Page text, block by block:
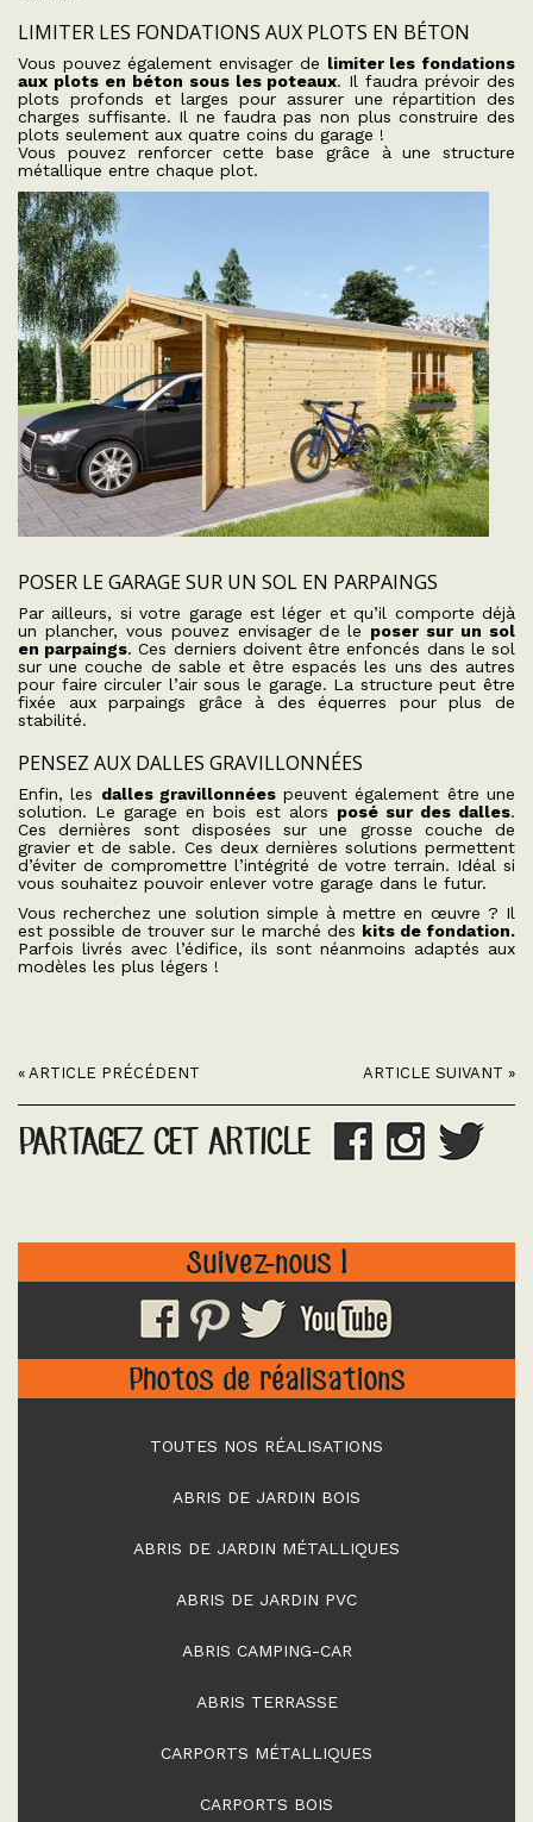
LIMITER LES FONDATIONS AUX PLOTS EN BÉTON
Vous pouvez également envisager de limiter les fondations
aux plots en béton sous les poteaux. Il faudra prévoir des
plots profonds et larges pour assurer une répartition des
charges suffisante. Il ne faudra pas non plus construire des
plots seulement aux quatre coins du garage !
Vous pouvez renforcer cette base grâce à une structure
métallique entre chaque plot.
POSER LE GARAGE SUR UN SOL EN PARPAINGS
Par ailleurs, si votre garage est léger et qu’il comporte déjà
un plancher, vous pouvez envisager de le poser sur un sol
en parpaings. Ces derniers doivent être enfoncés dans le sol
sur une couche de sable et être espacés les uns des autres
pour faire circuler l’air sous le garage. La structure peut être
fixée aux parpaings grâce à des équerres pour plus de
stabilité.
PENSEZ AUX DALLES GRAVILLONNÉES
Enfin, les dalles gravillonnéespeuvent également être une
solution. Le garage en bois est alors posé sur des dalles.
Ces dernières sont disposées sur une grosse couche de
gravier et de sable. Ces deux dernières solutions permettent
d’éviter de compromettre l’intégrité de votre terrain. Idéal si
vous souhaitez pouvoir enlever votre garage dans le futur.
Vous recherchez une solution simple à mettre en œuvre ? Il
est possible de trouver sur le marché des kits de fondation.
Parfois livrés avec l’édifice, ils sont néanmoins adaptés aux
modèles les plus légers !
« ARTICLE PRÉCÉDENT ARTICLE SUIVANT »
PARTAGEZ CET ARTICLE
Suivez-nous !
Photos de réalisations
TOUTES NOS RÉALISATIONS
ABRIS DE JARDIN BOIS
ABRIS DE JARDIN MÉTALLIQUES
ABRIS DE JARDIN PVC
ABRIS CAMPING-CAR
ABRIS TERRASSE
CARPORTS MÉTALLIQUES
CARPORTS BOIS